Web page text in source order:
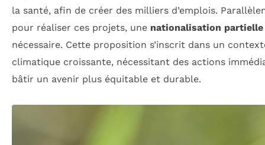
la santé, afin de créer des milliers d’emplois.
pour réaliser ces projets, une nationalisation
nécessaire. Cette proposition s’inscrit dans un
climatique croissante, nécessitant des actions
bâtir un avenir plus équitable et durable.